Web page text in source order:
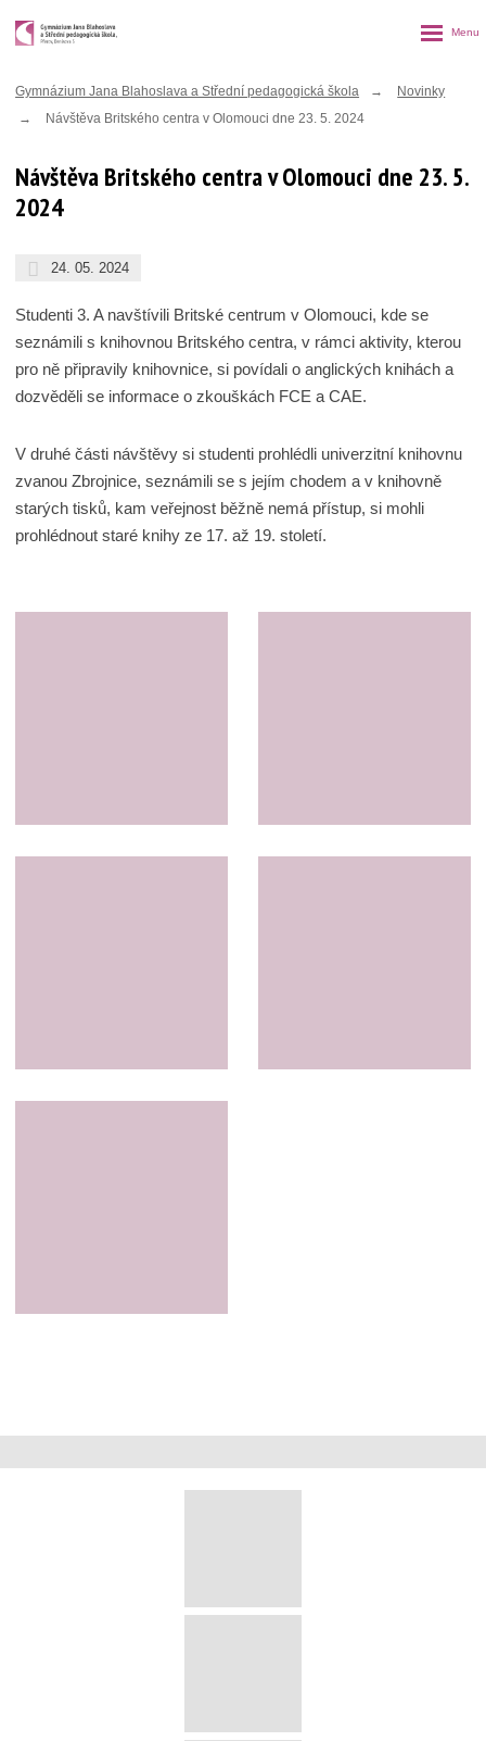
Gymnázium Jana Blahoslava a Střední pedagogická škola
Novinky
Návštěva Britského centra v Olomouci dne 23. 5. 2024
Návštěva Britského centra v Olomouci dne 23. 5.
2024
24. 05. 2024
Studenti 3. A navštívili Britské centrum v Olomouci, kde se
seznámili s knihovnou Britského centra, v rámci aktivity, kterou
pro ně připravily knihovnice, si povídali o anglických knihách a
dozvěděli se informace o zkouškách FCE a CAE.
V druhé části návštěvy si studenti prohlédli univerzitní knihovnu
zvanou Zbrojnice, seznámili se s jejím chodem a v knihovně
starých tisků, kam veřejnost běžně nemá přístup, si mohli
prohlédnout staré knihy ze 17. až 19. století.